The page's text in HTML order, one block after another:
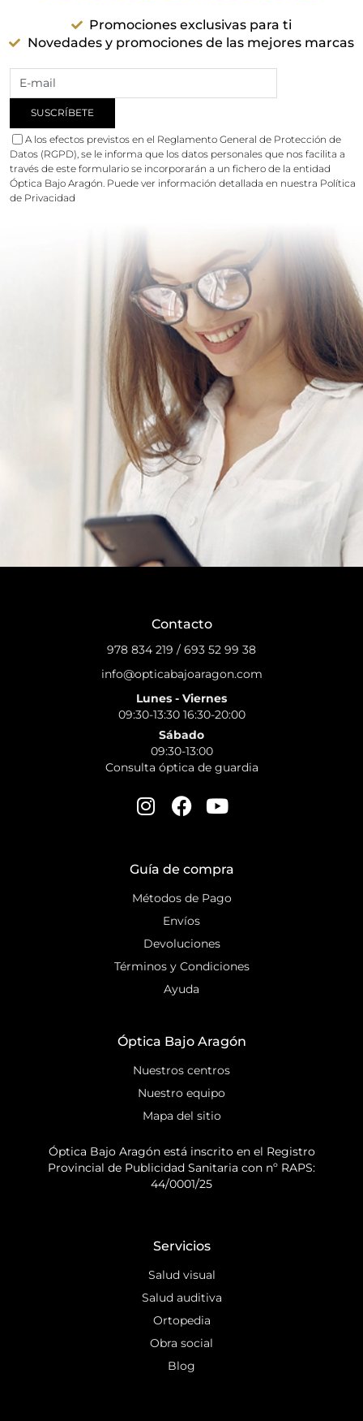
Promociones exclusivas para ti
Novedades y promociones de las mejores marcas
A los efectos previstos en el Reglamento General de Protección de
Datos (RGPD), se le informa que los datos personales que nos facilita a
través de este formulario se incorporarán a un fichero de la entidad
Óptica Bajo Aragón. Puede ver información detallada en nuestra Política
de Privacidad
Contacto
978 834 219 / 693 52 99 38
info@opticabajoaragon.com
Lunes - Viernes
09:30-13:30 16:30-20:00
Sábado
09:30-13:00
Consulta óptica de guardia
Guía de compra
Métodos de Pago
Envíos
Devoluciones
Términos y Condiciones
Ayuda
Óptica Bajo Aragón
Nuestros centros
Nuestro equipo
Mapa del sitio
Óptica Bajo Aragón está inscrito en el Registro
Provincial de Publicidad Sanitaria con nº RAPS:
44/0001/25
Servicios
Salud visual
Salud auditiva
Ortopedia
Obra social
Blog